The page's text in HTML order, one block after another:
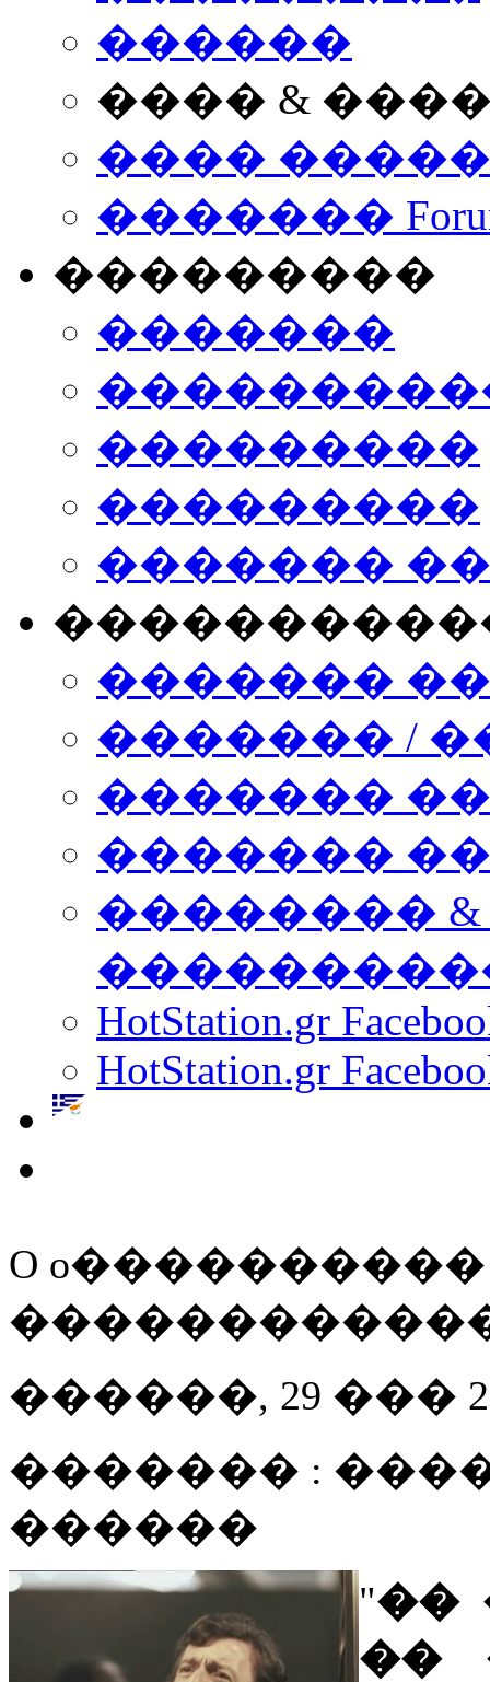
������
���� &
����
�������
���������
�������
���������
���������
�������
�������
������� /
�������
������� ���
��������
HotStation.gr
HotStation.gr
O o����������
������, 29 ���
������� :
������
"��
��